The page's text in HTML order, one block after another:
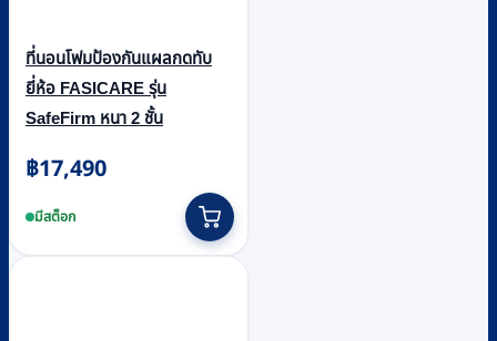
ที่นอนโฟมป้องกันแผลกดทับ
ยี่ห้อ FASICARE รุ่น
SafeFirm หนา 2 ชั้น
฿17,490
มีสต็อก